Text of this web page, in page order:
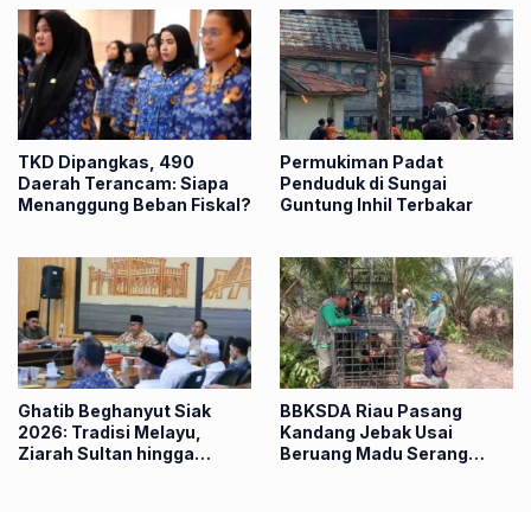
TKD Dipangkas, 490
Daerah Terancam: Siapa
Menanggung Beban Fiskal?
Permukiman Padat
Penduduk di Sungai
Guntung Inhil Terbakar
Ghatib Beghanyut Siak
2026: Tradisi Melayu,
Ziarah Sultan hingga
BBKSDA Riau Pasang
Kandang Jebak Usai
Beruang Madu Serang